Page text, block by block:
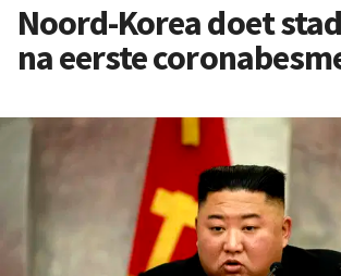
Noord-Korea doet
na eerste